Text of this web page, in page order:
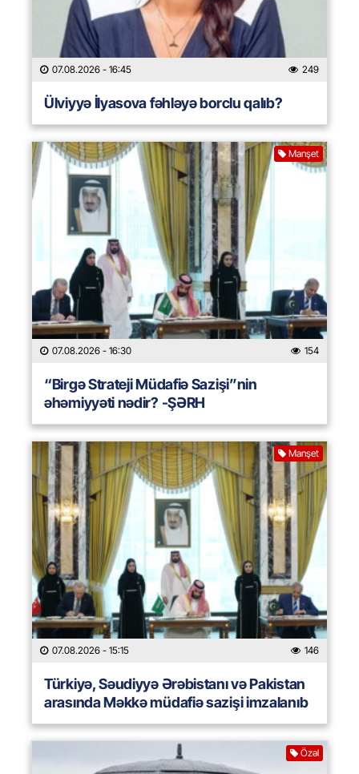
07.08.2026 - 16:45 249
Ülviyyə İlyasova fəhləyə borclu qalıb?
Manşet
07.08.2026 - 16:30 154
“Birgə Strateji Müdafiə Sazişi”nin
əhəmiyyəti nədir? -ŞƏRH
Manşet
07.08.2026 - 15:15 146
Türkiyə, Səudiyyə Ərəbistanı və Pakistan
arasında Məkkə müdafiə sazişi imzalanıb
Özəl